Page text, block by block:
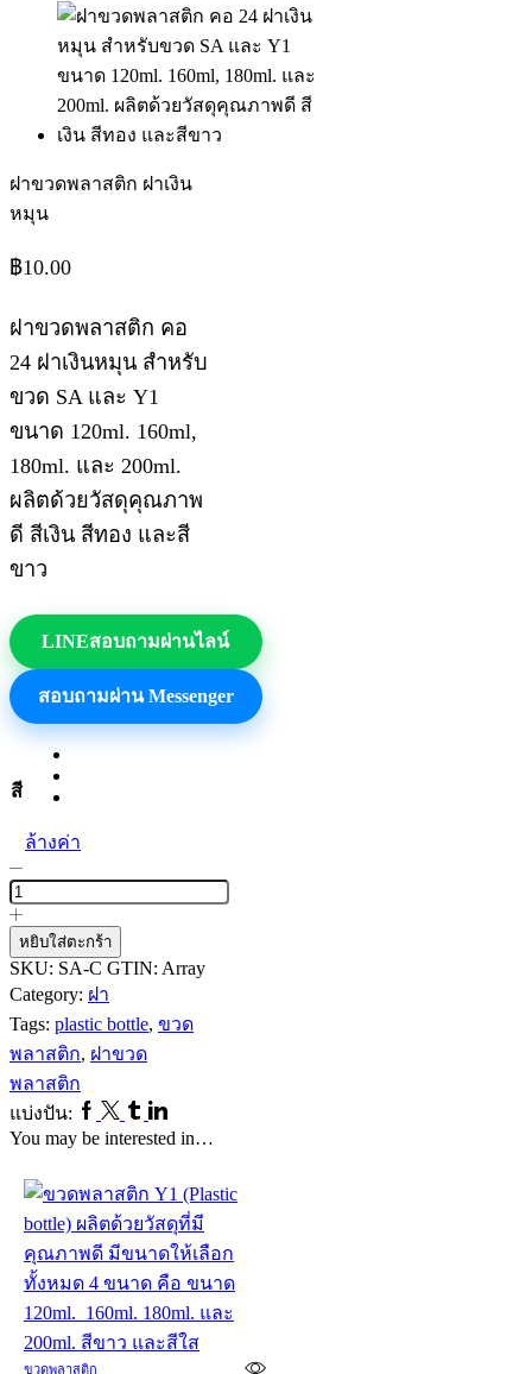
ฝาขวดพลาสติก ฝาเงิน
หมุน
฿10.00
ฝาขวดพลาสติก คอ
24 ฝาเงินหมุน สำหรับ
ขวด SA และ Y1
ขนาด 120ml. 160ml,
180ml. และ 200ml.
ผลิตด้วยวัสดุคุณภาพ
ดี สีเงิน สีทอง และสี
ขาว
LINEสอบถามผ่านไลน์
สอบถามผ่าน Messenger
สี
ล้างค่า
จำนวน
ฝา
ขวด
พลาสติก
ฝา
เงิน
หมุน
ชิ้น
หยิบใส่ตะกร้า
SKU: SA-C GTIN: Array
Category: ฝา
Tags: plastic bottle, ขวด
พลาสติก, ฝาขวด
พลาสติก
แบ่งปัน: Facebook
Twitter
TumblrLinkedin
You may be interested in…
ขวดพลาสติก